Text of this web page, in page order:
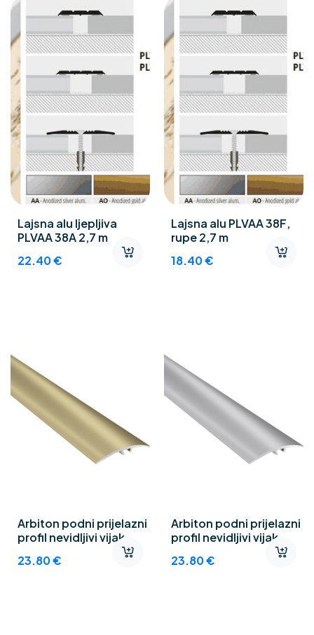
Lajsna alu ljepljiva
PLVAA 38A 2,7 m
22.40€
Lajsna alu PLVAA 38F,
rupe 2,7 m
18.40€
Arbiton podni prijelazni
profil nevidljivi vijak
23.80€
Arbiton podni prijelazni
profil nevidljivi vijak
23.80€